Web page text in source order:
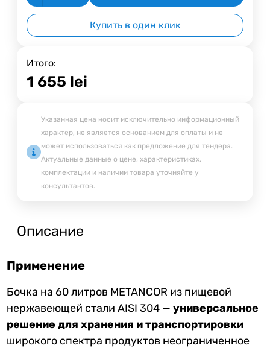
Купить в один клик
Итого:
1 655 lei
Указанная цена носит исключительно информационный
характер, не является основанием для оплаты и не
может использоваться как предложение для тендера.
Актуальные данные о цене, характеристиках,
комплектации и наличии товара уточняйте у
консультантов.
Описание
Применение
Бочка на 60 литров METANCOR из пищевой
нержавеющей стали AISI 304 —универсальное
решение для хранения и транспортировки
широкого спектра продуктов неограниченное